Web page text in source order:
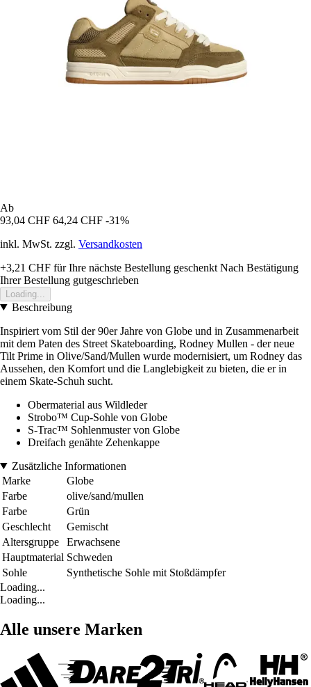
Ab
93,04 CHF 64,24 CHF -31%
inkl. MwSt. zzgl. Versandkosten
+3,21 CHF für Ihre nächste Bestellung geschenkt Nach Bestätigung
Ihrer Bestellung gutgeschrieben
Loading...
Beschreibung
Inspiriert vom Stil der 90er Jahre von Globe und in Zusammenarbeit
mit dem Paten des Street Skateboarding, Rodney Mullen - der neue
Tilt Prime in Olive/Sand/Mullen wurde modernisiert, um Rodney das
Aussehen, den Komfort und die Langlebigkeit zu bieten, die er in
einem Skate-Schuh sucht.
Obermaterial aus Wildleder
Strobo™ Cup-Sohle von Globe
S-Trac™ Sohlenmuster von Globe
Dreifach genähte Zehenkappe
Zusätzliche Informationen
Marke
Globe
Farbe
olive/sand/mullen
Farbe
Grün
Geschlecht
Gemischt
Altersgruppe
Erwachsene
Hauptmaterial Schweden
Sohle
Synthetische Sohle mit Stoßdämpfer
Loading...
Loading...
Alle unsere Marken